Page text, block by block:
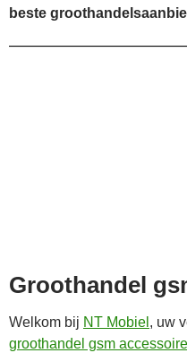
beste
Groothandel
Welkom bij NT Mobiel , uw
groothandel gsm